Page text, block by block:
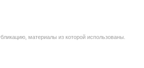
материалы из которой использованы.